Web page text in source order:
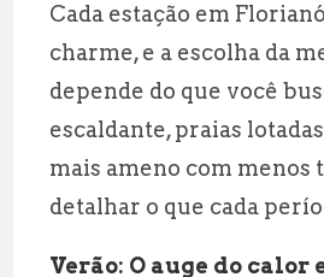
Cada estação em
charme, e a escolha da
depende do que você
escaldante, praias
mais ameno com menos
detalhar o que cada
Verão: O auge do calor